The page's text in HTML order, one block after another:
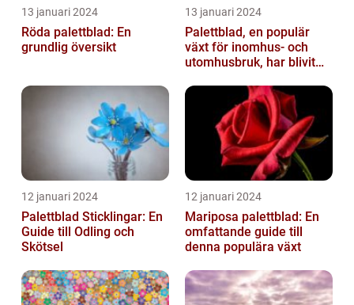
13 januari 2024
Röda palettblad: En
grundlig översikt
13 januari 2024
Palettblad, en populär
växt för inomhus- och
utomhusbruk, har blivit
trädg...
12 januari 2024
Palettblad Sticklingar: En
Guide till Odling och
Skötsel
12 januari 2024
Mariposa palettblad: En
omfattande guide till
denna populära växt